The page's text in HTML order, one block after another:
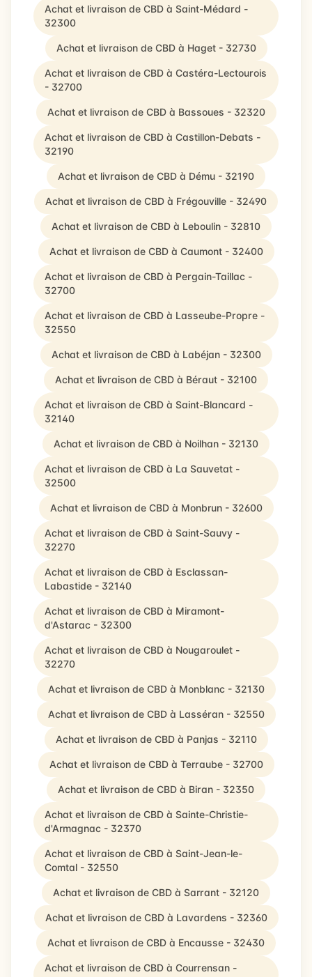
Achat et livraison de CBD à Saint-Médard -
32300
Achat et livraison de CBD à Haget - 32730
Achat et livraison de CBD à Castéra-Lectourois
- 32700
Achat et livraison de CBD à Bassoues - 32320
Achat et livraison de CBD à Castillon-Debats -
32190
Achat et livraison de CBD à Dému - 32190
Achat et livraison de CBD à Frégouville - 32490
Achat et livraison de CBD à Leboulin - 32810
Achat et livraison de CBD à Caumont - 32400
Achat et livraison de CBD à Pergain-Taillac -
32700
Achat et livraison de CBD à Lasseube-Propre -
32550
Achat et livraison de CBD à Labéjan - 32300
Achat et livraison de CBD à Béraut - 32100
Achat et livraison de CBD à Saint-Blancard -
32140
Achat et livraison de CBD à Noilhan - 32130
Achat et livraison de CBD à La Sauvetat -
32500
Achat et livraison de CBD à Monbrun - 32600
Achat et livraison de CBD à Saint-Sauvy -
32270
Achat et livraison de CBD à Esclassan-
Labastide - 32140
Achat et livraison de CBD à Miramont-
d'Astarac - 32300
Achat et livraison de CBD à Nougaroulet -
32270
Achat et livraison de CBD à Monblanc - 32130
Achat et livraison de CBD à Lasséran - 32550
Achat et livraison de CBD à Panjas - 32110
Achat et livraison de CBD à Terraube - 32700
Achat et livraison de CBD à Biran - 32350
Achat et livraison de CBD à Sainte-Christie-
d'Armagnac - 32370
Achat et livraison de CBD à Saint-Jean-le-
Comtal - 32550
Achat et livraison de CBD à Sarrant - 32120
Achat et livraison de CBD à Lavardens - 32360
Achat et livraison de CBD à Encausse - 32430
Achat et livraison de CBD à Courrensan -